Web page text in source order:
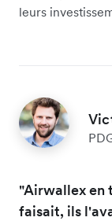
leurs
"Airwallex en
faisait, ils